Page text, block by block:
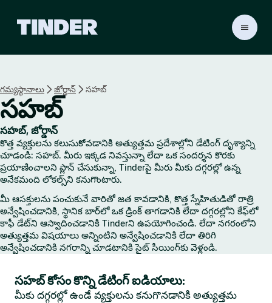
r
గమ్యస్థానాలు జోర్డాన్ సహబ్
సహబ్
సహబ్, జోర్డాన్
కొత్త వ్యక్తులను కలుసుకోవడానికి అత్యుత్తమ ప్రదేశాల్లోని డేటింగ్ దృశ్యాన్ని
చూడండి: సహబ్. మీరు ఇక్కడ నివస్తున్నా లేదా ఒక సందర్శన కొరకు
ప్రయాణించాలని ప్లాన్ చేసుకున్నా, Tinderపై మీరు మీకు దగ్గరల్లో ఉన్న
అనేకమంది లోకల్స్‌ని కనుగొంటారు.
మీ ఆసక్తులను పంచుకునే వారితో జత కావడానికి, కొత్త స్నేహితుడితో రాత్రి
అన్వేషించడానికి, స్థానిక బార్‌లో ఒక డ్రింక్ తాగడానికి లేదా దగ్గరల్లోని కేఫ్‌లో
కాఫీ డేట్‌ని ఆస్వాదించడానికి Tinderని ఉపయోగించండి. లేదా నగరంలోని
అత్యుత్తమ విషయాలు అన్నింటిని అన్వేషించడానికి లేదా తిరిగి
అన్వేషించడానికి నగరాన్ని చూడటానికి సైట్ సీయింగ్‌కు వెళ్లండి.
సహబ్ కోసం కొన్ని డేటింగ్ ఐడియాలు:
మీకు దగ్గరల్లో ఉండే వ్యక్తులను కనుగొనడానికి అత్యుత్తమ